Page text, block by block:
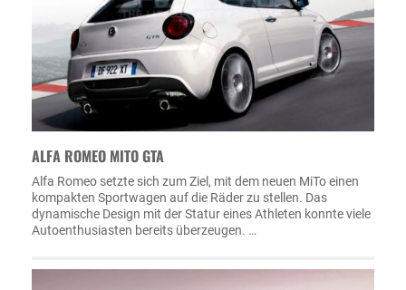
ALFA ROMEO MITO GTA
Alfa Romeo setzte sich zum Ziel, mit dem neuen MiTo einen
kompakten Sportwagen auf die Räder zu stellen. Das
dynamische Design mit der Statur eines Athleten konnte viele
Autoenthusiasten bereits überzeugen. …